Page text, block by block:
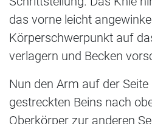
das vorne leicht
Körperschwerpunkt auf
verlagern und Becken
Nun den Arm auf der
gestreckten Beins nach
Oberkörper zur anderen